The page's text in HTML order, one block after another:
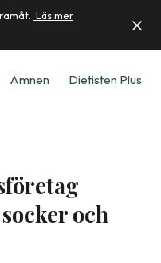
Läs mer
Ämnen Dietisten Plus
och